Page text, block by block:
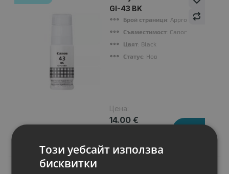
GI-43 BK
Брой страници: Approx. 3700
Съвместимост: Canon PIXMA G540
Цвят: Black
Статус: Нов
Цена:
14.00 €
Този уебсайт използва
бисквитки